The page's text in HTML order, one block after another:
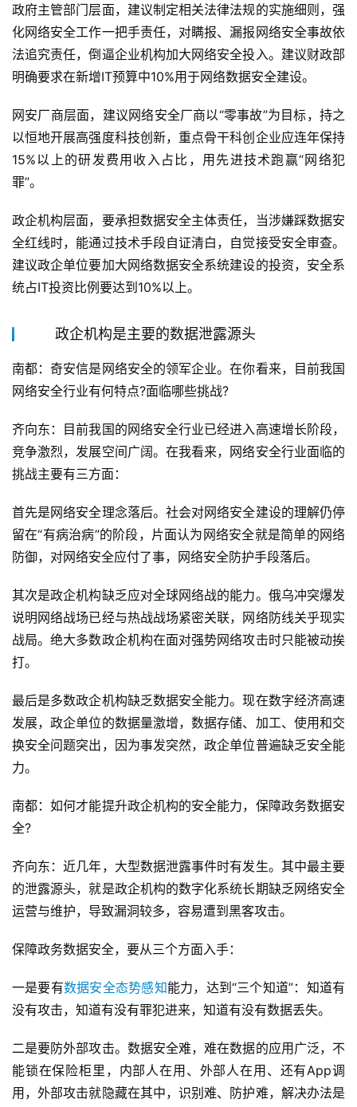
政府主管部门层面，建议制定相关法律法规的实施细则，强
化网络安全工作一把手责任，对瞒报、漏报网络安全事故依
法追究责任，倒逼企业机构加大网络安全投入。建议财政部
明确要求在新增IT预算中10%用于网络数据安全建设。
网安厂商层面，建议网络安全厂商以“零事故”为目标，持之
以恒地开展高强度科技创新，重点骨干科创企业应连年保持
15%以上的研发费用收入占比，用先进技术跑赢“网络犯
罪”。
政企机构层面，要承担数据安全主体责任，当涉嫌踩数据安
全红线时，能通过技术手段自证清白，自觉接受安全审查。
建议政企单位要加大网络数据安全系统建设的投资，安全系
统占IT投资比例要达到10%以上。
政企机构是主要的数据泄露源头
南都：奇安信是网络安全的领军企业。在你看来，目前我国
网络安全行业有何特点?面临哪些挑战?
齐向东：目前我国的网络安全行业已经进入高速增长阶段，
竞争激烈，发展空间广阔。在我看来，网络安全行业面临的
挑战主要有三方面：
首先是网络安全理念落后。社会对网络安全建设的理解仍停
留在“有病治病”的阶段，片面认为网络安全就是简单的网络
防御，对网络安全应付了事，网络安全防护手段落后。
其次是政企机构缺乏应对全球网络战的能力。俄乌冲突爆发
说明网络战场已经与热战战场紧密关联，网络防线关乎现实
战局。绝大多数政企机构在面对强势网络攻击时只能被动挨
打。
最后是多数政企机构缺乏数据安全能力。现在数字经济高速
发展，政企单位的数据量激增，数据存储、加工、使用和交
换安全问题突出，因为事发突然，政企单位普遍缺乏安全能
力。
南都：如何才能提升政企机构的安全能力，保障政务数据安
全?
齐向东：近几年，大型数据泄露事件时有发生。其中最主要
的泄露源头，就是政企机构的数字化系统长期缺乏网络安全
运营与维护，导致漏洞较多，容易遭到黑客攻击。
保障政务数据安全，要从三个方面入手：
一是要有数据安全态势感知能力，达到“三个知道”：知道有
没有攻击，知道有没有罪犯进来，知道有没有数据丢失。
二是要防外部攻击。数据安全难，难在数据的应用广泛，不
能锁在保险柜里，内部人在用、外部人在用、还有App调
用，外部攻击就隐藏在其中，识别难、防护难，解决办法是